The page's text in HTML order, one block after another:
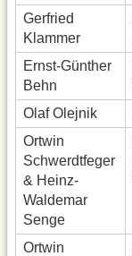
Gerfried
Klammer
Ernst-Günther
Behn
Olaf Olejnik
Ortwin
Schwerdtfeger
& Heinz-
Waldemar
Senge
Ortwin